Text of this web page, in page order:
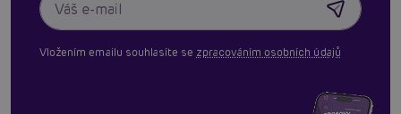
Vložením emailu souhlasíte se zpracováním osobních údajů